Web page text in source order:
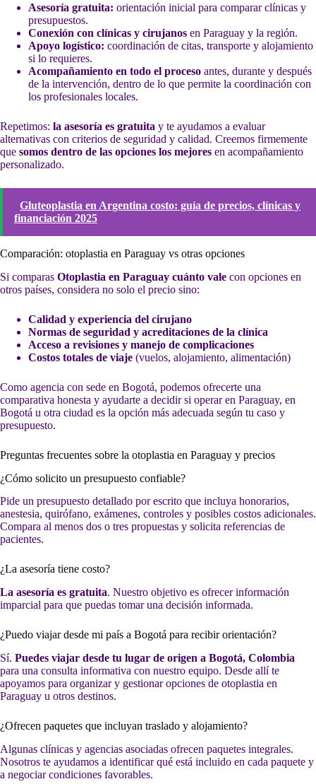
Asesoría gratuita: orientación inicial para comparar clínicas y
presupuestos.
Conexión con clínicas y cirujanos en Paraguay y la región.
Apoyo logístico: coordinación de citas, transporte y alojamiento
si lo requieres.
Acompañamiento en todo el proceso antes, durante y después
de la intervención, dentro de lo que permite la coordinación con
los profesionales locales.
Repetimos: la asesoría es gratuita y te ayudamos a evaluar
alternativas con criterios de seguridad y calidad. Creemos firmemente
que somos dentro de las opciones los mejores en acompañamiento
personalizado.
Gluteoplastia en Argentina costo: guía de precios, clínicas y
financiación 2025
Comparación: otoplastia en Paraguay vs otras opciones
Si comparas Otoplastia en Paraguay cuánto vale con opciones en
otros países, considera no solo el precio sino:
Calidad y experiencia del cirujano
Normas de seguridad y acreditaciones de la clínica
Acceso a revisiones y manejo de complicaciones
Costos totales de viaje (vuelos, alojamiento, alimentación)
Como agencia con sede en Bogotá, podemos ofrecerte una
comparativa honesta y ayudarte a decidir si operar en Paraguay, en
Bogotá u otra ciudad es la opción más adecuada según tu caso y
presupuesto.
Preguntas frecuentes sobre la otoplastia en Paraguay y precios
¿Cómo solicito un presupuesto confiable?
Pide un presupuesto detallado por escrito que incluya honorarios,
anestesia, quirófano, exámenes, controles y posibles costos adicionales.
Compara al menos dos o tres propuestas y solicita referencias de
pacientes.
¿La asesoría tiene costo?
La asesoría es gratuita. Nuestro objetivo es ofrecer información
imparcial para que puedas tomar una decisión informada.
¿Puedo viajar desde mi país a Bogotá para recibir orientación?
Sí. Puedes viajar desde tu lugar de origen a Bogotá, Colombia
para una consulta informativa con nuestro equipo. Desde allí te
apoyamos para organizar y gestionar opciones de otoplastia en
Paraguay u otros destinos.
¿Ofrecen paquetes que incluyan traslado y alojamiento?
Algunas clínicas y agencias asociadas ofrecen paquetes integrales.
Nosotros te ayudamos a identificar qué está incluido en cada paquete y
a negociar condiciones favorables.